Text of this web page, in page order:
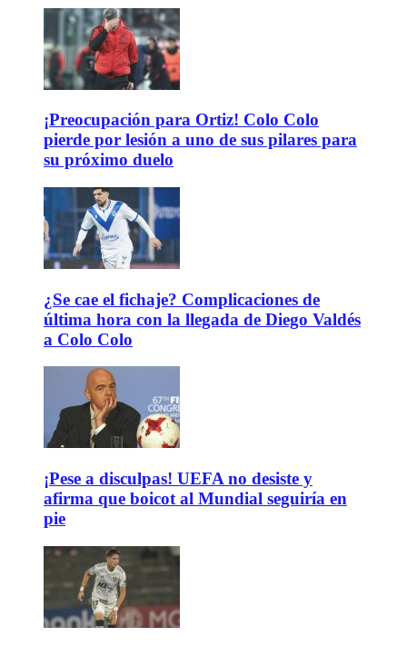
¡Preocupación para Ortiz! Colo Colo
pierde por lesión a uno de sus pilares para
su próximo duelo
¿Se cae el fichaje? Complicaciones de
última hora con la llegada de Diego Valdés
a Colo Colo
¡Pese a disculpas! UEFA no desiste y
afirma que boicot al Mundial seguiría en
pie